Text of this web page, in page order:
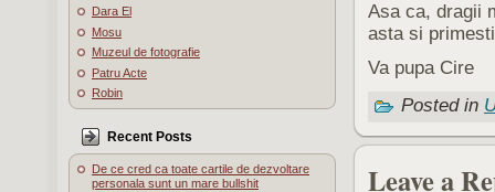
Dara El
Mosu
Muzeul de fotografie
Patru Acte
Robin
Recent Posts
De ce cred ca toate cartile de dezvoltare
personala sunt un mare bullshit
Asa ca, dragii
asta si
Va pupa Cire
Posted in
Leave a